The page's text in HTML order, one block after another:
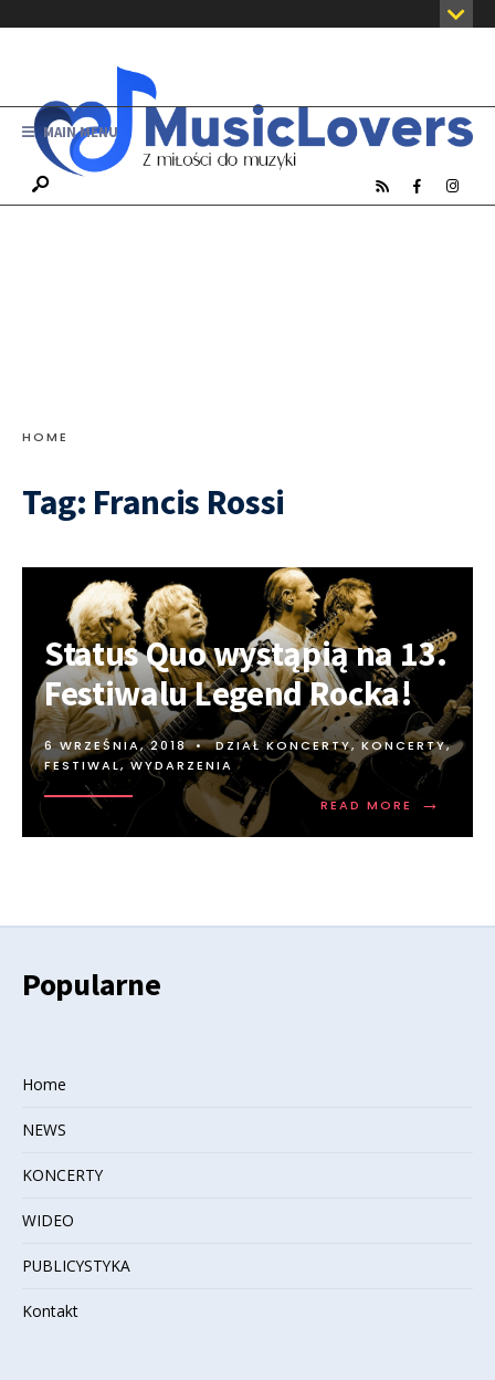
MAIN MENU
HOME
Tag: Francis Rossi
Status Quo wystąpią na 13.
Festiwalu Legend Rocka!
6 WRZEŚNIA, 2018 • DZIAŁ KONCERTY,KONCERTY,
FESTIWAL, WYDARZENIA
READ MORE →
Popularne
Home
NEWS
KONCERTY
WIDEO
PUBLICYSTYKA
Kontakt